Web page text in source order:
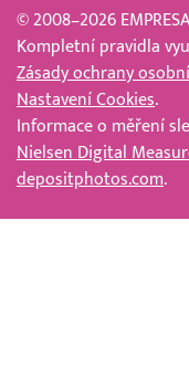
© 2008–2026
Kompletní pravidla
Zásady ochrany
Nastavení Cookies.
Informace o měření
Nielsen Digital
depositphotos.com.